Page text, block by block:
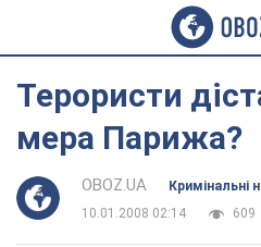
Терористи
мера Парижа?
OBOZ.UA
Кримінальні
10.01.2008 02:14
609